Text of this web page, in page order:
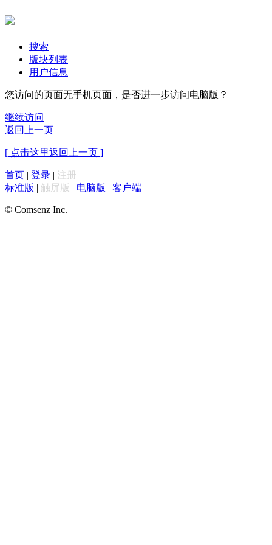
搜索
版块列表
用户信息
您访问的页面无手机页面，是否进一步访问电脑版？
继续访问
返回上一页
[ 点击这里返回上一页 ]
首页 | 登录 | 注册
标准版 | 触屏版 | 电脑版 | 客户端
© Comsenz Inc.